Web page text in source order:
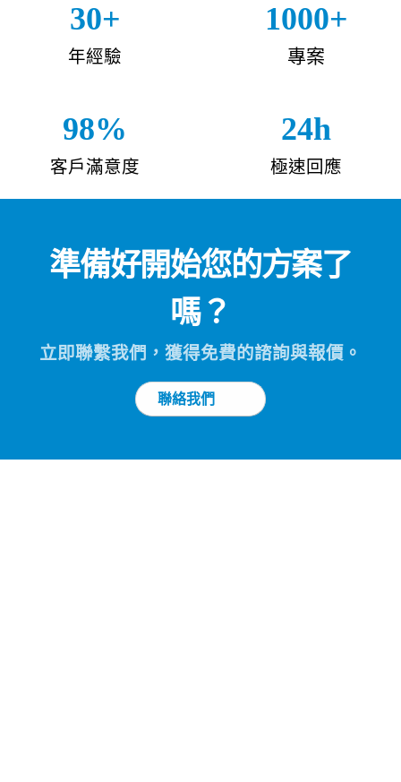
30+
年經驗
1000+
專案
98%
客戶滿意度
24h
極速回應
準備好開始您的方案了
嗎？
立即聯繫我們，獲得免費的諮詢與報價。
聯絡我們